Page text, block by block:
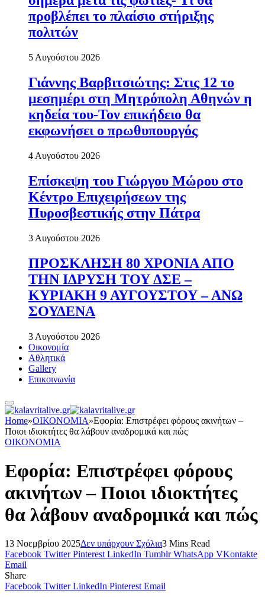
προβλέπει το πλαίσιο στήριξης
πολιτών
5 Αυγούστου 2026
Γιάννης Βαρβιτσιώτης: Στις 12 το
μεσημέρι στη Μητρόπολη Αθηνών η
κηδεία του-Τον επικήδειο θα
εκφωνήσει ο πρωθυπουργός
4 Αυγούστου 2026
Επίσκεψη του Γιώργου Μώρου στο
Κέντρο Επιχειρήσεων της
Πυροσβεστικής στην Πάτρα
3 Αυγούστου 2026
ΠΡΟΣΚΛΗΣΗ 80 ΧΡΟΝΙΑ ΑΠΟ
ΤΗΝ ΙΔΡΥΣΗ ΤΟΥ ΔΣΕ –
ΚΥΡΙΑΚΗ 9 ΑΥΓΟΥΣΤΟΥ – ΑΝΩ
ΣΟΥΔΕΝΑ
3 Αυγούστου 2026
Οικονομία
Αθλητικά
Gallery
Επικοινωνία
Home»ΟΙΚΟΝΟΜΙΑ»Εφορία: Επιστρέφει φόρους ακινήτων –
Ποιοι ιδιοκτήτες θα λάβουν αναδρομικά και πώς
ΟΙΚΟΝΟΜΙΑ
Εφορία: Επιστρέφει φόρους
ακινήτων – Ποιοι ιδιοκτήτες
θα λάβουν αναδρομικά και πώς
13 Νοεμβρίου 2025Δεν υπάρχουν Σχόλια3 Mins Read
Facebook Twitter Pinterest LinkedIn Tumblr WhatsApp VKontakte
Email
Share
Facebook Twitter LinkedIn Pinterest Email